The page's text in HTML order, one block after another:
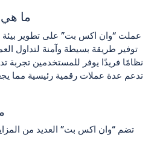
ما
عملت “وان اكس بت” على تطوير بيئة
توفير طريقة بسيطة وآمنة لتداول
نظامًا فريدًا يوفر للمستخدمين تجربة
تدعم عدة عملات رقمية رئيسية مما
تضم “وان اكس بت” العديد من